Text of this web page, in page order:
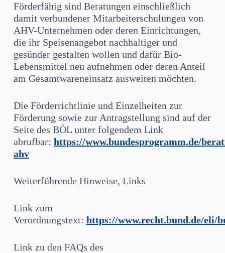
Förderfähig sind Beratungen einschließlich
damit verbundener Mitarbeiterschu­lungen von
AHV-Unternehmen oder deren Einrichtungen,
die ihr Speisenangebot nachhaltiger und
gesünder gestalten wollen und dafür Bio-
Lebensmittel neu auf­nehmen oder deren Anteil
am Gesamtwareneinsatz ausweiten möchten.
Die Förderrichtlinie und Einzelheiten zur
Förderung sowie zur Antragstellung sind auf der
Seite des BÖL unter folgendem Link
abrufbar: https://www.bundesprogramm.de/
ahv
Weiterführende Hinweise, Links
Link zum
Verordnungstext: https://www.recht.bund.de/eli/
Link zu den FAQs des